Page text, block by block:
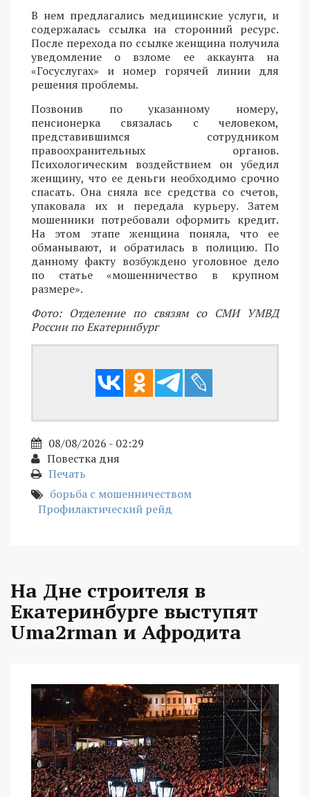
В нем предлагались медицинские услуги, и
содержалась ссылка на сторонний ресурс.
После перехода по ссылке женщина получила
уведомление о взломе ее аккаунта на
«Госуслугах» и номер горячей линии для
решения проблемы.
Позвонив по указанному номеру,
пенсионерка связалась с человеком,
представившимся сотрудником
правоохранительных органов.
Психологическим воздействием он убедил
женщину, что ее деньги необходимо срочно
спасать. Она сняла все средства со счетов,
упаковала их и передала курьеру. Затем
мошенники потребовали оформить кредит.
На этом этапе женщина поняла, что ее
обманывают, и обратилась в полицию. По
данному факту возбуждено уголовное дело
по статье «мошенничество в крупном
размере».
Фото: Отделение по связям со СМИ УМВД
России по Екатеринбург
08/08/2026 - 02:29
Повестка дня
Печать
борьба с мошенничеством
Профилактический рейд
На Дне строителя в
Екатеринбурге выступят
Uma2rman и Афродита